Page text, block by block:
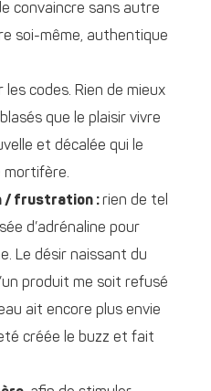
convaincre sans autre
soi-même, authentique
les codes. Rien de mieux
que le plaisir vivre
et décalée qui le
mortifère.
/ frustration :rien de tel
d’adrénaline pour
Le désir naissant du
produit me soit refusé
ait encore plus envie
créée le buzz et fait